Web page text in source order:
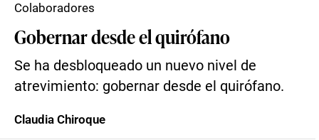
Gobernar desde el quirófano
Se ha desbloqueado un nuevo nivel de
atrevimiento: gobernar desde el quirófano.
Colaboradores
Claudia Chiroque